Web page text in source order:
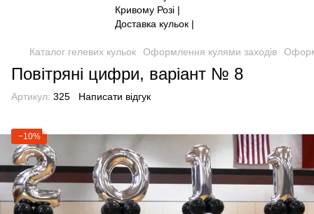
Каталог гелевих кульок Оформлення кулями заходів
Повітряні цифри, варіант № 8
Артикул: 325 Написати відгук
−10%